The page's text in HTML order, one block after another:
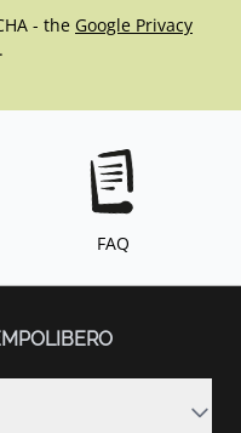
- the Google Privacy
FAQ